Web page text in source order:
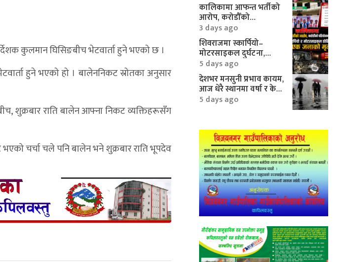
कुलमान घिसिङबीच भेटवार्ता हुने भएको छ ।
भेटवार्ता हुने भएको हो । बालेननिकट स्रोतका अनुसार
शुक्रबार राति बालेन आफ्ना निकट व्यक्तिहरूसँग
चर्चा चले पनि बालेन भने शुक्रबार राति भूपदेव
कालिकामा आफन्त भर्तीको
आरोप, करोडौँको
परियोजनामाथि गम्भीर प्रश्न
3 days ago
शिवराजमा स्कार्पियो–
मोटरसाइकल दुर्घटना,
एकको मृत्यु
5 days ago
देशभर मनसुनी प्रभाव कायम,
आज धेरै स्थानमा वर्षा र केही
क्षेत्रमा भारी वर्षाको
5 days ago